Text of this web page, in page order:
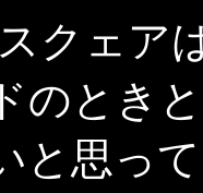
クェア
のとき
と思っ